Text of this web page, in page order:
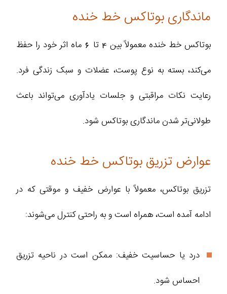
ماندگاری بوتاکس خط خنده
بوتاکس خط خنده معمولاً بین 4 تا 6 ماه اثر خود را حفظ
می‌کند، بسته به نوع پوست، عضلات و سبک زندگی فرد.
رعایت نکات مراقبتی و جلسات یادآوری می‌تواند باعث
طولانی‌تر شدن ماندگاری بوتاکس شود.
عوارض تزریق بوتاکس خط خنده
تزریق بوتاکس، معمولاً با عوارض خفیف و موقتی که در
ادامه آمده است، همراه است و به راحتی کنترل می‌شوند:
درد یا حساسیت خفیف: ممکن است در ناحیه تزریق
احساس شود.